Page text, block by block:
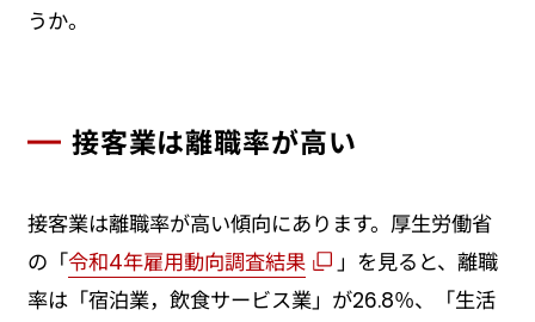
うか。
接客業は離職率が高い
接客業は離職率が高い傾向にあります。厚生労働省
の「令和4年雇用動向調査結果
」を見ると、離職
率は「宿泊業，飲食サービス業」が26.8％、「生活